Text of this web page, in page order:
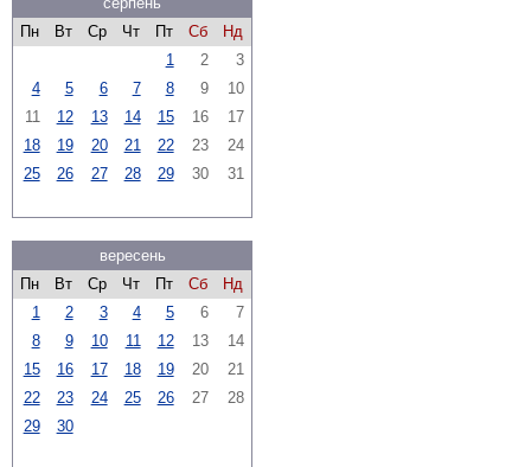
Пн
Вт Ср Чт Пт Сб
Нд
1
2
3
4
5 6 7 8 9
10
11
12 13 14 15 16
17
18
19 20 21 22 23
24
25
26 27 28 29 30 31
вересень
Пн
Вт Ср Чт Пт Сб
Нд
1
2 3 4 5 6
7
8
9 10 11 12 13
14
15
16 17 18 19 20
21
22
23 24 25 26 27
28
29
30